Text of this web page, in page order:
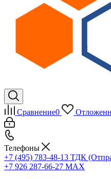
Сравнение0
Телефоны
+7 (495) 783-48-13 ТДК
+7 926 287-66-27 МАХ